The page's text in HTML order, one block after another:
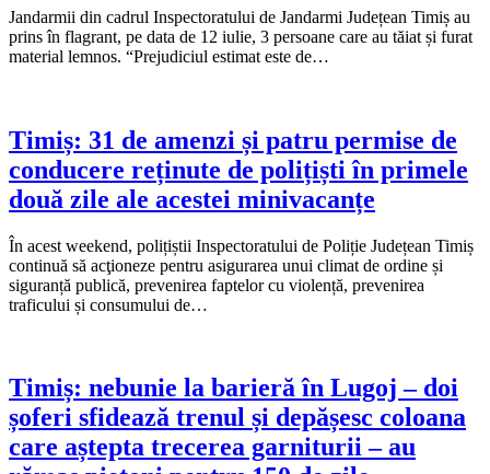
Jandarmii din cadrul Inspectoratului de Jandarmi Județean Timiș au
prins în flagrant, pe data de 12 iulie, 3 persoane care au tăiat și furat
material lemnos. “Prejudiciul estimat este de…
Timiș: 31 de amenzi și patru permise de
conducere reținute de polițiști în primele
două zile ale acestei minivacanțe
În acest weekend, polițiștii Inspectoratului de Poliție Județean Timiș
continuă să acţioneze pentru asigurarea unui climat de ordine și
siguranță publică, prevenirea faptelor cu violență, prevenirea
traficului și consumului de…
Timiș: nebunie la barieră în Lugoj – doi
șoferi sfidează trenul și depășesc coloana
care aștepta trecerea garniturii – au